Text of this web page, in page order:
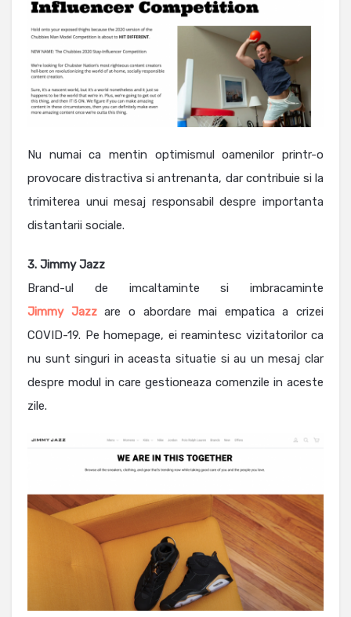
Nu numai ca mentin optimismul oamenilor printr-o
provocare distractiva si antrenanta, dar contribuie si la
trimiterea unui mesaj responsabil despre importanta
distantarii sociale.
3. Jimmy Jazz
Brand-ul de imcaltaminte si imbracaminte
Jimmy Jazzare o abordare mai empatica a crizei
COVID-19. Pe homepage, ei reamintesc vizitatorilor ca
nu sunt singuri in aceasta situatie si au un mesaj clar
despre modul in care gestioneaza comenzile in aceste
zile.